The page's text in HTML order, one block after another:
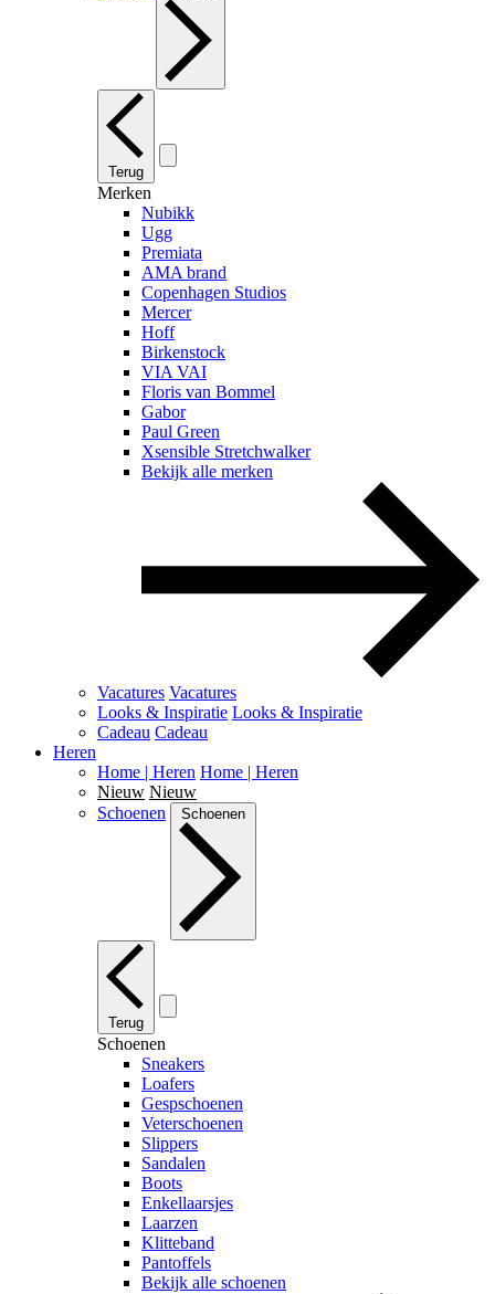
Terug
Merken
Nubikk
Ugg
Premiata
AMA brand
Copenhagen Studios
Mercer
Hoff
Birkenstock
VIA VAI
Floris van Bommel
Gabor
Paul Green
Xsensible Stretchwalker
Bekijk alle merken
Vacatures Vacatures
Looks & Inspiratie Looks & Inspiratie
Cadeau Cadeau
Heren
Home | Heren Home | Heren
Nieuw Nieuw
Schoenen
Schoenen
Terug
Schoenen
Sneakers
Loafers
Gespschoenen
Veterschoenen
Slippers
Sandalen
Boots
Enkellaarsjes
Laarzen
Klitteband
Pantoffels
Bekijk alle schoenen